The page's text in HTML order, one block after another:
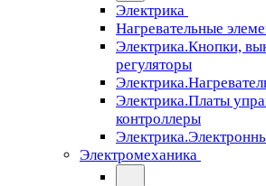
Электрика
Нагревательные
Электрика.Кнопки,
регуляторы
Электрика.Платы
контроллеры
Электромеханика